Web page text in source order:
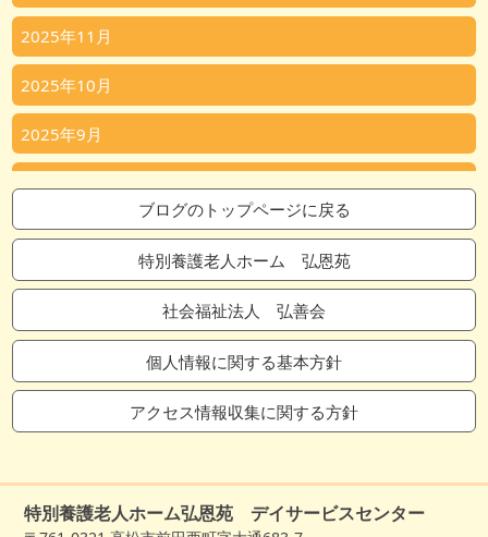
2025年11月
2025年10月
2025年9月
2025年7月
2025年6月
2025年5月
2025年4月
2025年1月
ブログのトップページに戻る
特別養護老人ホーム 弘恩苑
社会福祉法人 弘善会
個人情報に関する基本方針
アクセス情報収集に関する方針
特別養護老人ホーム弘恩苑 デイサービスセンター